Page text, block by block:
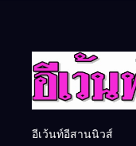
อีเว้นท์อีสานนิวส์